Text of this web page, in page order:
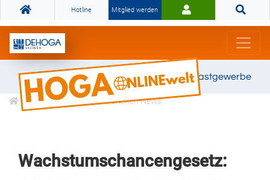
Hotline Mitglied werden
Gemeinsam stark für das Gastgewerbe
Informationen Branchen News
Wachstumschancengesetz: